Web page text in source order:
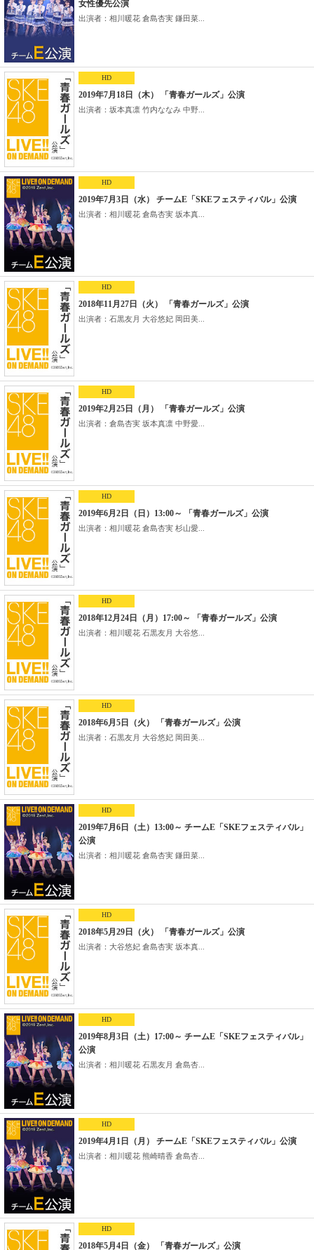
女性優先公演
出演者：相川暖花 倉島杏実 鎌田菜...
HD
2019年7月18日（木） 「青春ガールズ」公演
出演者：坂本真凛 竹内ななみ 中野...
HD
2019年7月3日（水） チームE「SKEフェスティバル」公演
出演者：相川暖花 倉島杏実 坂本真...
HD
2018年11月27日（火） 「青春ガールズ」公演
出演者：石黒友月 大谷悠妃 岡田美...
HD
2019年2月25日（月） 「青春ガールズ」公演
出演者：倉島杏実 坂本真凛 中野愛...
HD
2019年6月2日（日）13:00～ 「青春ガールズ」公演
出演者：相川暖花 倉島杏実 杉山愛...
HD
2018年12月24日（月）17:00～ 「青春ガールズ」公演
出演者：相川暖花 石黒友月 大谷悠...
HD
2018年6月5日（火） 「青春ガールズ」公演
出演者：石黒友月 大谷悠妃 岡田美...
HD
2019年7月6日（土）13:00～ チームE「SKEフェスティバル」
公演
出演者：相川暖花 倉島杏実 鎌田菜...
HD
2018年5月29日（火） 「青春ガールズ」公演
出演者：大谷悠妃 倉島杏実 坂本真...
HD
2019年8月3日（土）17:00～ チームE「SKEフェスティバル」
公演
出演者：相川暖花 石黒友月 倉島杏...
HD
2019年4月1日（月） チームE「SKEフェスティバル」公演
出演者：相川暖花 熊崎晴香 倉島杏...
HD
2018年5月4日（金） 「青春ガールズ」公演